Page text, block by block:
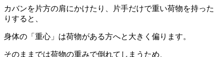
カバンを片方の肩にかけたり、片手だけで重い荷物を持った
りすると、
身体の「重心」は荷物がある方へと大きく偏ります。
そのままでは荷物の重みで倒れてしまうため、